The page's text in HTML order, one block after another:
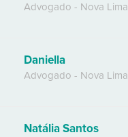
Advogado - Nova Lima
Daniella
Advogado - Nova Lima
Natália Santos